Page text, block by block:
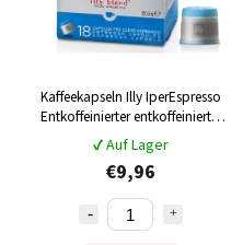
Kaffeekapseln Illy IperEspresso
Entkoffeinierter entkoffeinierter
Kaffee 18 Stück
✔ Auf Lager
€9,96